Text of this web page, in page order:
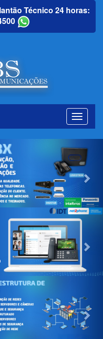
Técnico 24 horas: